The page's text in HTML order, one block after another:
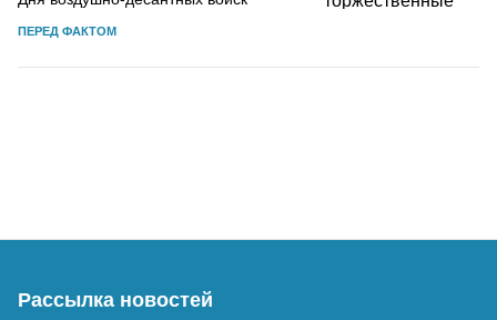
ПЕРЕД ФАКТОМ
Рассылка новостей